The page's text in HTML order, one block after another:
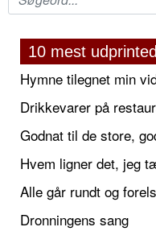
10 mest
Hymne tilegnet min
Drikkevarer på
Godnat til de store,
Hvem ligner det, jeg
Alle går rundt og
Dronningens sang